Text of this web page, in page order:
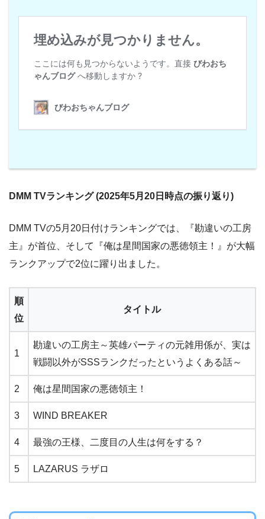
DMM TVランキング (2025年5月20日時点の振り返り)
DMM TVの5月20日付けランキングでは、『勘違いの工房
主』が首位、そして『俺は星間国家の悪徳領主！』が大幅
ランクアップで2位に躍り出ました。
順
位
タイトル
1
勘違いの工房主～英雄パーティの元雑用係が、実は
戦闘以外がSSSランクだったというよくある話～
2 俺は星間国家の悪徳領主！
3 WIND BREAKER
4 最強の王様、二度目の人生は何をする？
5 LAZARUS ラザロ